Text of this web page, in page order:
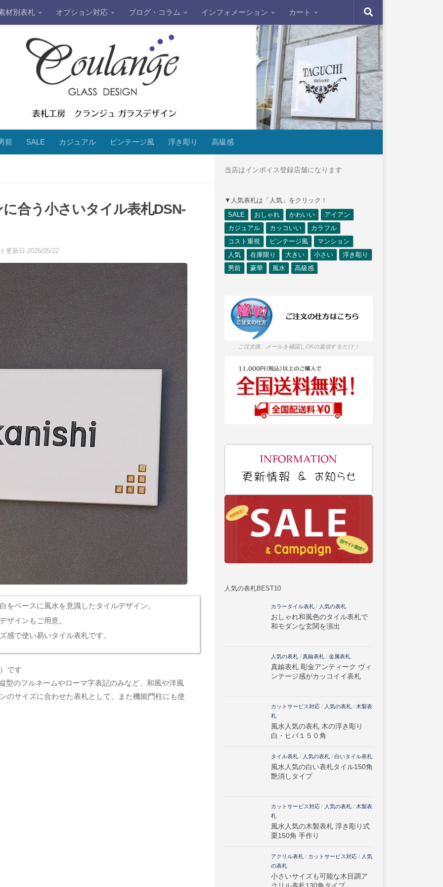
材別表札 オプション対応 ブログ・コラム インフォメーション カート
前 SALE カジュアル ビンテージ風 浮き彫り 高級感
合う小さいタイル表札DSN-
更新日 2026/05/22
ベースに風水を意識したタイルデザイン。
ザインもご用意。
感で使い易いタイル表札です。
です
型のフルネームやローマ字表記のみなど、和風や洋風
のサイズに合わせた表札として、また機能門柱にも使
当店はインボイス登録店舗になります
▼人気表札は「人気」をクリック！
SALE
おしゃれ かわいい
アイアン
カジュアル
カッコいい
カラフル
コスト重視
ビンテージ風
マンション
人気
在庫限り 大きい 小さい
浮き彫り
男前
豪華 風水 高級感
ご注文後、メールを確認しOKの返信するだけ！
人気の表札BEST10
カラータイル表札 / 人気の表札
おしゃれ和風色のタイル表札で
和モダンな玄関を演出
人気の表札 / 真鍮表札 / 金属表札
真鍮表札 彫金アンティーク ヴィ
ンテージ感がカッコイイ表札
カットサービス対応 / 人気の表札 / 木製表
札
風水人気の表札 木の浮き彫り
白・ヒバ１５０角
タイル表札 / 人気の表札 / 白いタイル表札
風水人気の白い表札タイル150角
艶消しタイプ
カットサービス対応 / 人気の表札 / 木製表
札
風水人気の木製表札 浮き彫り式
栗150角 手作り
アクリル表札 / カットサービス対応 / 人気
の表札
小さいサイズも可能な木目調ア